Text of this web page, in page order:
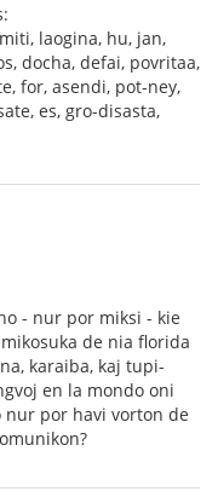
laogina, hu, jan,
docha, defai, povritaa,
for, asendi, pot-ney,
es, gro-disasta,
- nur por miksi - kie
de nia florida
karaiba, kaj tupi-
en la mondo oni
por havi vorton de